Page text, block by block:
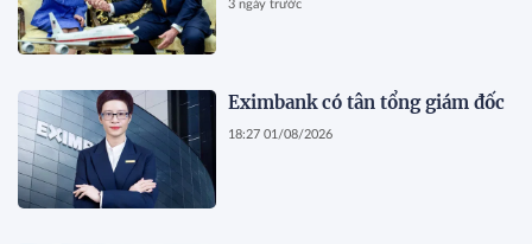
3 ngày trước
Eximbank có tân tổng giám đốc
18:27 01/08/2026